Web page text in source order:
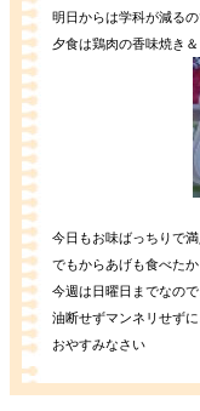
明日からは学科が減る
夕食は鶏肉の香味焼き
今日もお味ばっちりで
でもからあげも食べた
今週は日曜日までなの
油断せずマンネリせず
おやすみなさい